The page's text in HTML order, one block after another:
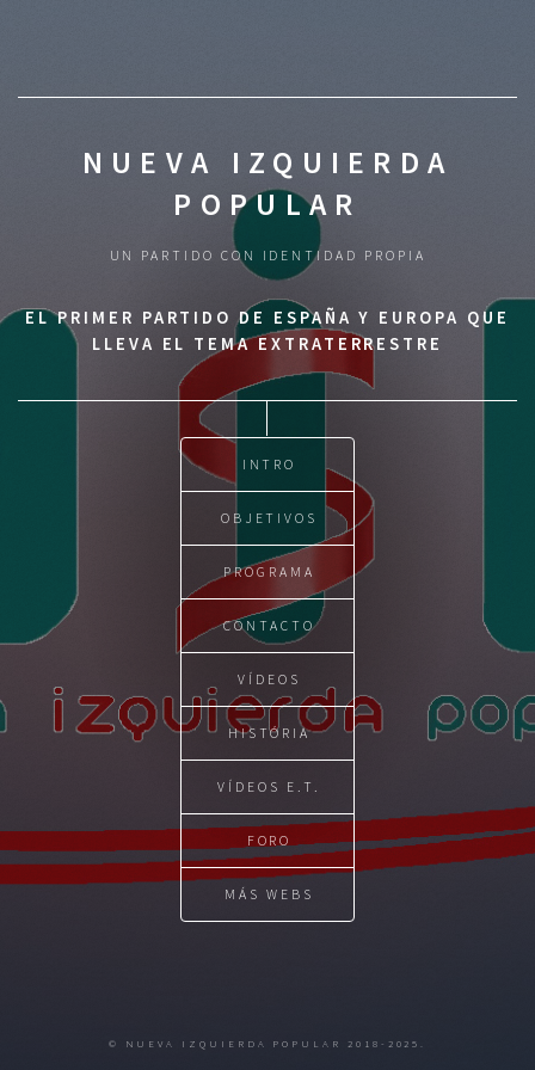
NUEVA IZQUIERDA
POPULAR
UN PARTIDO CON IDENTIDAD PROPIA
EL PRIMER PARTIDO DE ESPAÑA Y EUROPA QUE
LLEVA EL TEMA EXTRATERRESTRE
INTRO
OBJETIVOS
PROGRAMA
CONTACTO
VÍDEOS
HISTÓRIA
VÍDEOS E.T.
FORO
MÁS WEBS
© NUEVA IZQUIERDA POPULAR 2018-2025.